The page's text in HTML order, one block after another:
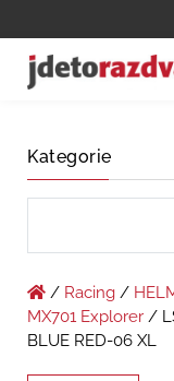
Kategorie
/ Racing /
MX701 Explorer /
BLUE RED-06 XL